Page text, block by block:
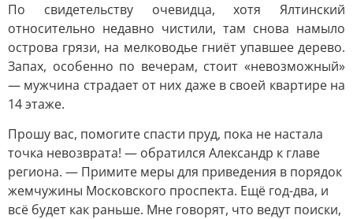
По свидетельству очевидца, хотя Ялтинский
относительно недавно чистили, там снова намыло
острова грязи, на мелководье гниёт упавшее дерево.
Запах, особенно по вечерам, стоит «невозможный»
— мужчина страдает от них даже в своей квартире на
14 этаже.
Прошу вас, помогите спасти пруд, пока не настала
точка невозврата! — обратился Александр к главе
региона. — Примите меры для приведения в порядок
жемчужины Московского проспекта. Ещё год-два, и
всё будет как раньше. Мне говорят, что ведут поиски,